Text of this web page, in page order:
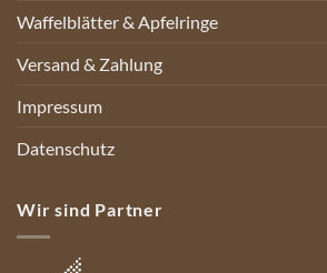
Waffelblätter & Apfelringe
Versand & Zahlung
Impressum
Datenschutz
Wir sind Partner